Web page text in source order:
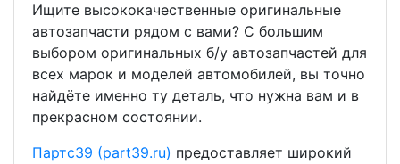
Ищите высококачественные оригинальные
автозапчасти рядом с вами? С большим
выбором оригинальных б/у автозапчастей для
всех марок и моделей автомобилей, вы точно
найдёте именно ту деталь, что нужна вам и в
прекрасном состоянии.
Партс39 (part39.ru) предоставляет широкий